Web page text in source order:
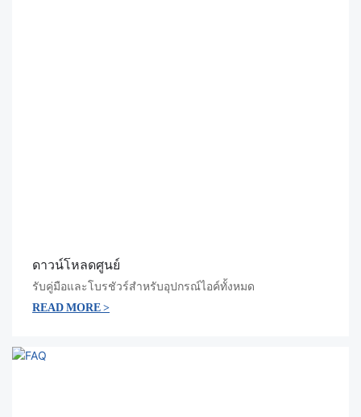
ดาวน์โหลดศูนย์
รับคู่มือและโบรชัวร์สำหรับอุปกรณ์ไอค์ทั้งหมด
READ MORE >